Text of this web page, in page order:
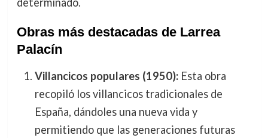
Obras más destacadas de Larrea
Palacín
Villancicos populares (1950):Esta obra
recopiló los villancicos tradicionales de
España, dándoles una nueva vida y
permitiendo que las generaciones futuras